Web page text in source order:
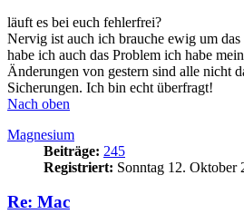
läuft es bei euch fehlerfrei?
Nervig ist auch ich brauche ewig um
habe ich auch das Problem ich habe
Änderungen von gestern sind alle nicht
Sicherungen. Ich bin echt überfragt!
Nach oben
Magnesium
Beiträge: 245
Registriert: Sonntag 12. Oktober
Re: Mac